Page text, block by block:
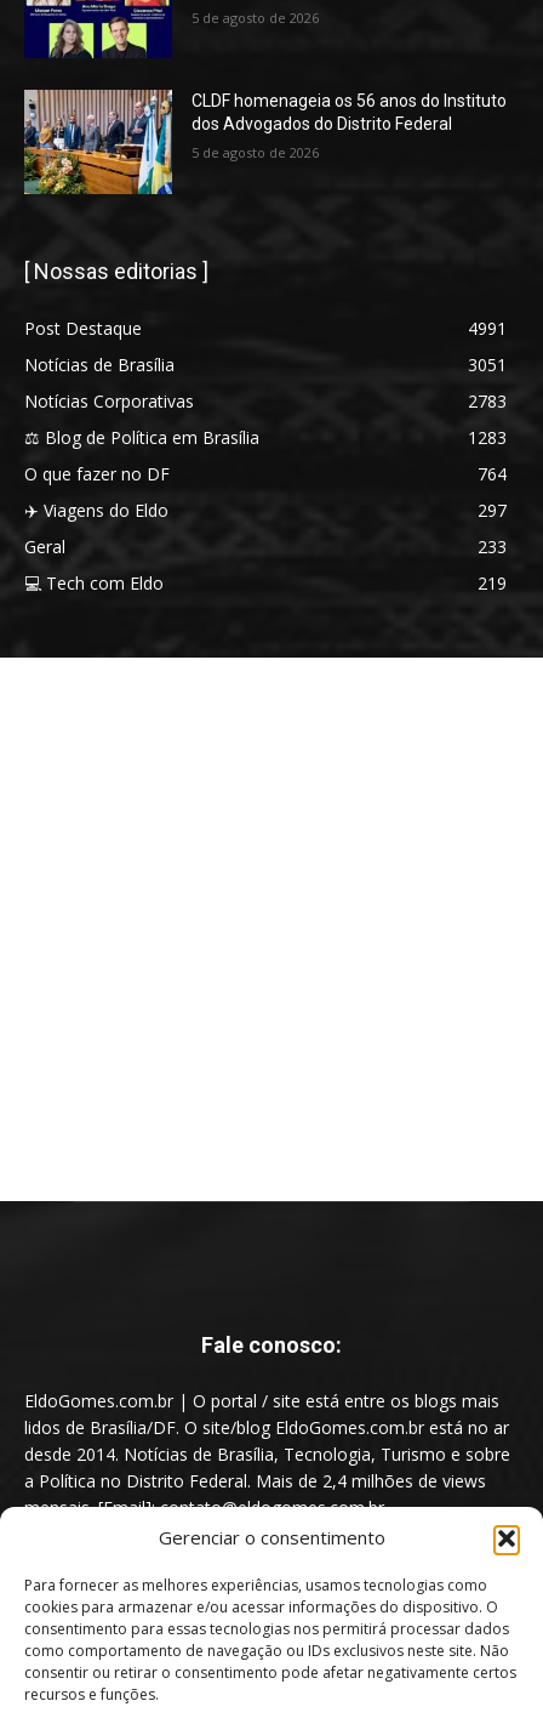
Gerenciar o consentimento
Para fornecer as melhores experiências, usamos tecnologias como
cookies para armazenar e/ou acessar informações do dispositivo. O
consentimento para essas tecnologias nos permitirá processar dados
como comportamento de navegação ou IDs exclusivos neste site. Não
consentir ou retirar o consentimento pode afetar negativamente certos
recursos e funções.
5 de agosto de 2026
CLDF homenageia os 56 anos do Instituto
dos Advogados do Distrito Federal
5 de agosto de 2026
[ Nossas editorias ]
Post Destaque
4991
Notícias de Brasília
3051
Notícias Corporativas
2783
⚖️ Blog de Política em Brasília
1283
O que fazer no DF
764
✈️ Viagens do Eldo
297
Geral
233
💻 Tech com Eldo
219
Fale conosco:
EldoGomes.com.br | O portal / site está entre os blogs mais
lidos de Brasília/DF. O site/blog EldoGomes.com.br está no ar
desde 2014. Notícias de Brasília, Tecnologia, Turismo e sobre
a Política no Distrito Federal. Mais de 2,4 milhões de views
mensais. [Email]: contato@eldogomes.com.br